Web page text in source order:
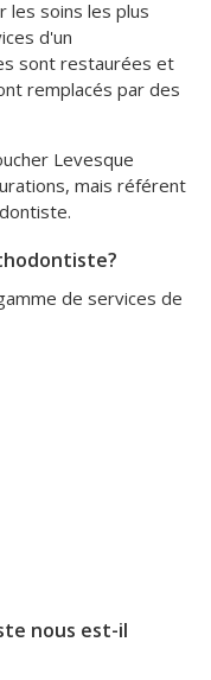
les soins les plus
d'un
sont restaurées et
remplacés par des
Levesque
mais référent
de services de
nous est-il